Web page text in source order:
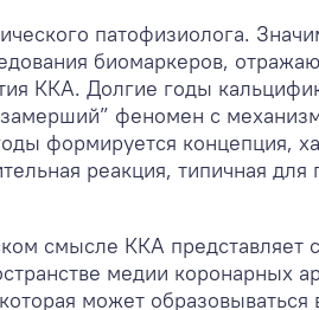
патофизиолога.
биомаркеров,
ККА. Долгие годы
феномен с
формируется концепция,
реакция, типичная
смысле ККА представляет
медии коронарных
может